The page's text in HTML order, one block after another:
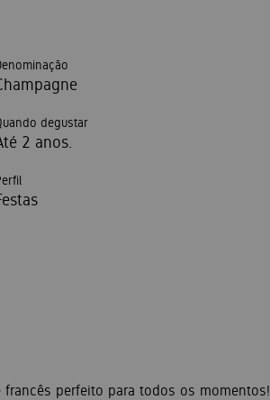
degustar
2 anos.
perfeito para todos os momentos!